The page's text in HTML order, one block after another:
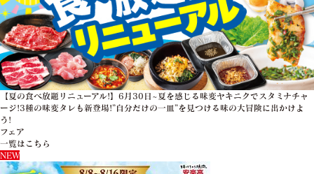
【夏の食べ放題リニューアル!】6月30日~夏を感じる味変ヤキニクでスタミナチャ
ージ!3種の味変タレも新登場!”自分だけの一皿”を見つける味の大冒険に出かけよ
う!
フェア
一覧はこちら
NEW